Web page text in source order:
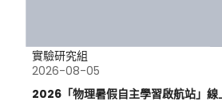
實驗研究組
2026-08-05
2026「物理暑假自主學習啟航站」線